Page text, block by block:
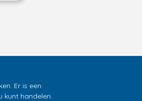
Er is een
kunt handelen.